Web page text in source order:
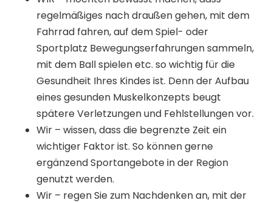
regelmäßiges nach draußen gehen, mit dem
Fahrrad fahren, auf dem Spiel- oder
Sportplatz Bewegungserfahrungen sammeln,
mit dem Ball spielen etc. so wichtig für die
Gesundheit Ihres Kindes ist. Denn der Aufbau
eines gesunden Muskelkonzepts beugt
spätere Verletzungen und Fehlstellungen vor.
Wir – wissen, dass die begrenzte Zeit ein
wichtiger Faktor ist. So können gerne
ergänzend Sportangebote in der Region
genutzt werden.
Wir – regen Sie zum Nachdenken an, mit der